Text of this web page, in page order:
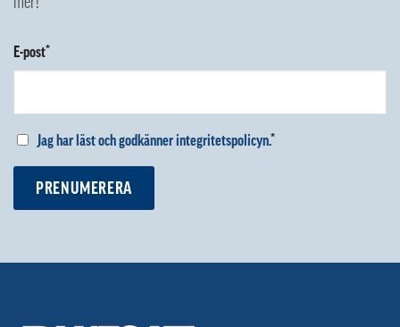
E-post*
Jag har läst och godkänner integritetspolicyn.*
PRENUMERERA